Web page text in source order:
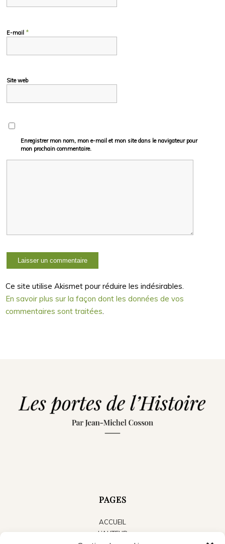
E-mail *
Site web
Enregistrer mon nom, mon e-mail et mon site dans le navigateur pour
mon prochain commentaire.
Ce site utilise Akismet pour réduire les indésirables.
En savoir plus sur la façon dont les données de vos
commentaires sont traitées.
PAGES
ACCUEIL
L’AUTEUR